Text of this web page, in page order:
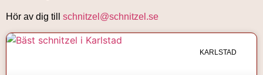
Hör av dig till schnitzel@schnitzel.se
KARLSTAD